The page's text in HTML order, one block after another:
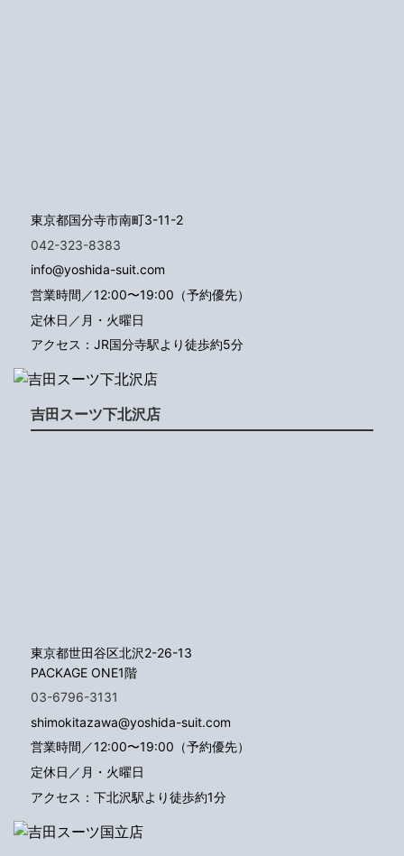
東京都国分寺市南町3-11-2
042-323-8383
info@yoshida-suit.com
営業時間／12:00〜19:00（予約優先）
定休日／月・火曜日
アクセス：JR国分寺駅より徒歩約5分
吉田スーツ下北沢店
東京都世田谷区北沢2-26-13
PACKAGE ONE1階
03-6796-3131
shimokitazawa@yoshida-suit.com
営業時間／12:00〜19:00（予約優先）
定休日／月・火曜日
アクセス：下北沢駅より徒歩約1分